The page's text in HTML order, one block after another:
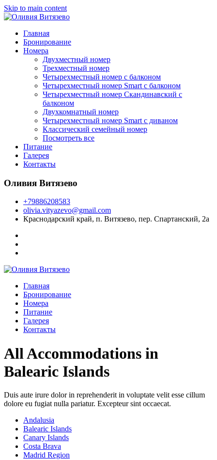
Skip to main content
Главная
Бронирование
Номера
Двухместный номер
Трехместный номер
Четырехместный номер с балконом
Четырехместный номер Smart с балконом
Четырехместный номер Скандинавский с
балконом
Двухкомнатный номер
Четырехместный номер Smart с диваном
Классический семейный номер
Посмотреть все
Питание
Галерея
Контакты
Оливия Витязево
+79886208583
olivia.vityazevo@gmail.com
Краснодарский край, п. Витязево, пер. Спартанский, 2а
Главная
Бронирование
Номера
Питание
Галерея
Контакты
All Accommodations in
Balearic Islands
Duis aute irure dolor in reprehenderit in voluptate velit esse cillum
dolore eu fugiat nulla pariatur. Excepteur sint occaecat.
Andalusia
Balearic Islands
Canary Islands
Costa Brava
Madrid Region